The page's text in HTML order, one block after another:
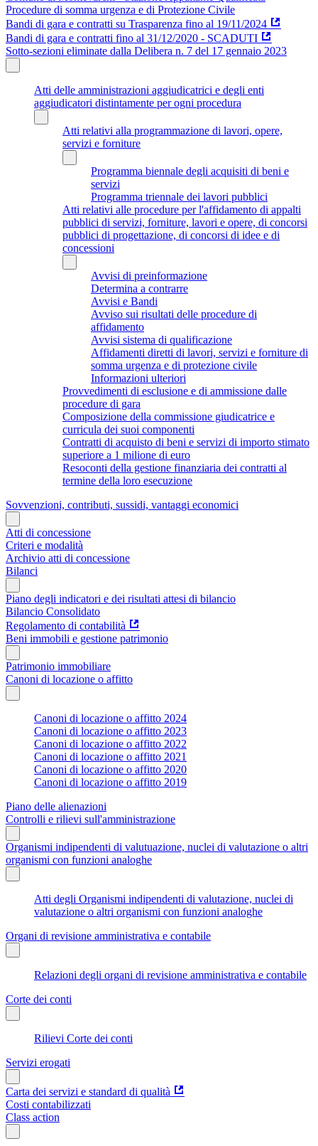
Procedure di somma urgenza e di Protezione Civile
Bandi di gara e contratti su Trasparenza fino al 19/11/2024
Bandi di gara e contratti fino al 31/12/2020 - SCADUTI
Sotto-sezioni eliminate dalla Delibera n. 7 del 17 gennaio 2023
Atti delle amministrazioni aggiudicatrici e degli enti
aggiudicatori distintamente per ogni procedura
Atti relativi alla programmazione di lavori, opere,
servizi e forniture
Programma biennale degli acquisiti di beni e
servizi
Programma triennale dei lavori pubblici
Atti relativi alle procedure per l'affidamento di appalti
pubblici di servizi, forniture, lavori e opere, di concorsi
pubblici di progettazione, di concorsi di idee e di
concessioni
Avvisi di preinformazione
Determina a contrarre
Avvisi e Bandi
Avviso sui risultati delle procedure di
affidamento
Avvisi sistema di qualificazione
Affidamenti diretti di lavori, servizi e forniture di
somma urgenza e di protezione civile
Informazioni ulteriori
Provvedimenti di esclusione e di ammissione dalle
procedure di gara
Composizione della commissione giudicatrice e
curricula dei suoi componenti
Contratti di acquisto di beni e servizi di importo stimato
superiore a 1 milione di euro
Resoconti della gestione finanziaria dei contratti al
termine della loro esecuzione
Sovvenzioni, contributi, sussidi, vantaggi economici
Atti di concessione
Criteri e modalità
Archivio atti di concessione
Bilanci
Piano degli indicatori e dei risultati attesi di bilancio
Bilancio Consolidato
Regolamento di contabilità
Beni immobili e gestione patrimonio
Patrimonio immobiliare
Canoni di locazione o affitto
Canoni di locazione o affitto 2024
Canoni di locazione o affitto 2023
Canoni di locazione o affitto 2022
Canoni di locazione o affitto 2021
Canoni di locazione o affitto 2020
Canoni di locazione o affitto 2019
Piano delle alienazioni
Controlli e rilievi sull'amministrazione
Organismi indipendenti di valutuazione, nuclei di valutazione o altri
organismi con funzioni analoghe
Atti degli Organismi indipendenti di valutazione, nuclei di
valutazione o altri organismi con funzioni analoghe
Organi di revisione amministrativa e contabile
Relazioni degli organi di revisione amministrativa e contabile
Corte dei conti
Rilievi Corte dei conti
Servizi erogati
Carta dei servizi e standard di qualità
Costi contabilizzati
Class action